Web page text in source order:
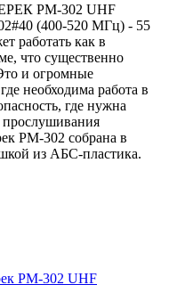
РМ-302 UHF
(400-520 МГц) - 55
работать как в
что существенно
и огромные
необходима работа в
где нужна
прослушивания
РМ-302 собрана в
из АБС-пластика.